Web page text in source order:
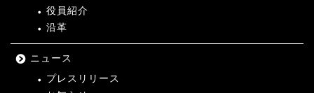
役員紹介
沿革
ニュース
プレスリリース